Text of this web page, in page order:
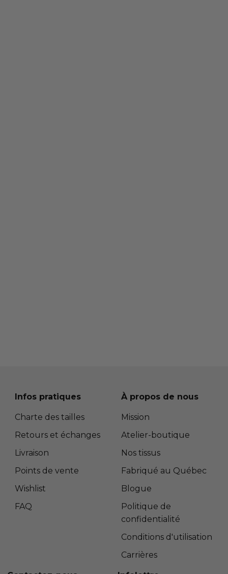
Infos pratiques
Charte des tailles
Retours et échanges
Livraison
Points de vente
Wishlist
FAQ
À propos de nous
Mission
Atelier-boutique
Nos tissus
Fabriqué au Québec
Blogue
Politique de
confidentialité
Conditions d'utilisation
Carrières